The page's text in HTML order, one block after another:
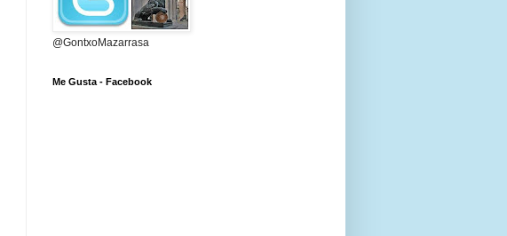
@GontxoMazarrasa
Me Gusta - Facebook